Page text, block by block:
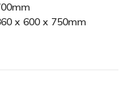
x 600 x 750mm